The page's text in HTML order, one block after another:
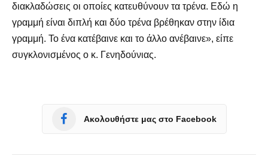
διακλαδώσεις οι οποίες κατευθύνουν τα τρένα. Εδώ η
γραμμή είναι διπλή και δύο τρένα βρέθηκαν στην ίδια
γραμμή. Το ένα κατέβαινε και το άλλο ανέβαινε», είπε
συγκλονισμένος ο κ. Γενηδούνιας.
Ακολουθήστε μας στο Facebook